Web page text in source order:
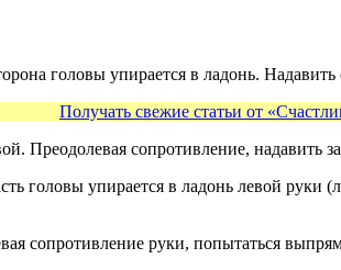
головы упирается в ладонь.
Получать свежие статьи от
Преодолевая сопротивление, надавить
головы упирается в ладонь левой руки
сопротивление руки, попытаться